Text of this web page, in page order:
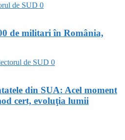
de SUD 0
de militari în România,
de SUD 0
din SUA: Acel moment
cert, evoluţia lumii